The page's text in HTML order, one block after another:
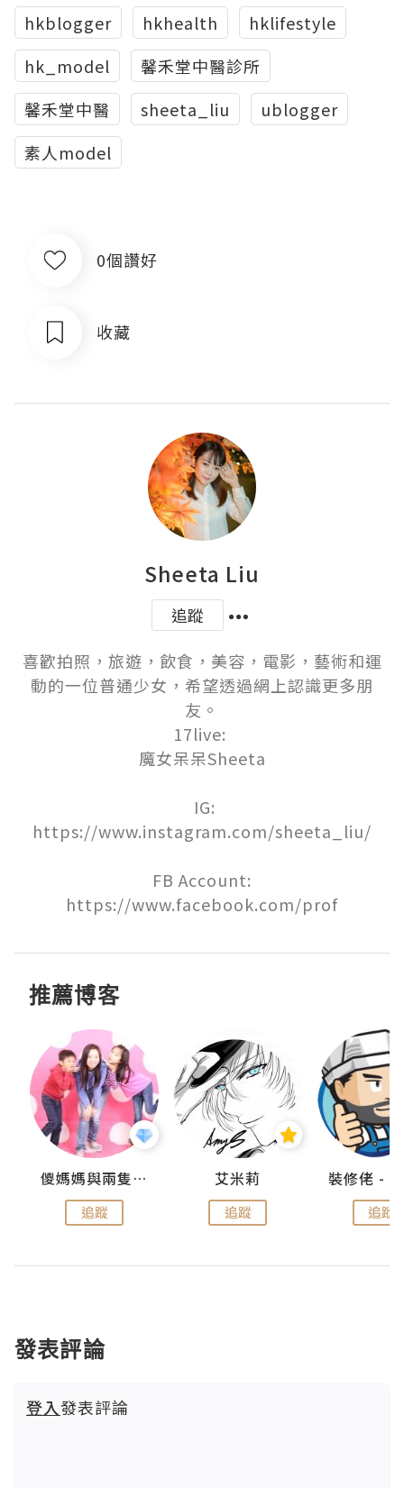
hkblogger hkhealth
hklifestyle
hk_model
馨禾堂中醫診所
馨禾堂中醫
sheeta_liu
ublogger
素人model
0個讚好
收藏
Sheeta Liu
追蹤
喜歡拍照，旅遊，飲食，美容，電影，藝術和運
動的一位普通少女，希望透過網上認識更多朋
友。
17live:
魔女呆呆Sheeta
https://www.instagram.com/sheeta_liu/
FB Account:
https://www.facebook.com/prof
推薦博客
儍媽媽與兩隻小魔怪之家
追蹤
艾米莉
追蹤 追蹤
發表評論
登入發表評論